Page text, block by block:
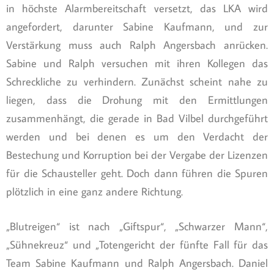
in höchste Alarmbereitschaft versetzt, das LKA wird
angefordert, darunter Sabine Kaufmann, und zur
Verstärkung muss auch Ralph Angersbach anrücken.
Sabine und Ralph versuchen mit ihren Kollegen das
Schreckliche zu verhindern. Zunächst scheint nahe zu
liegen, dass die Drohung mit den Ermittlungen
zusammenhängt, die gerade in Bad Vilbel durchgeführt
werden und bei denen es um den Verdacht der
Bestechung und Korruption bei der Vergabe der Lizenzen
für die Schausteller geht. Doch dann führen die Spuren
plötzlich in eine ganz andere Richtung.
„Blutreigen“ ist nach „Giftspur“, „Schwarzer Mann“,
„Sühnekreuz“ und „Totengericht der fünfte Fall für das
Team Sabine Kaufmann und Ralph Angersbach. Daniel